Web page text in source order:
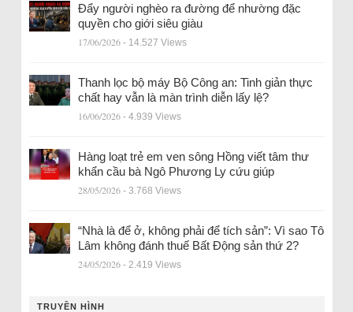
Đẩy người nghèo ra đường để nhường đặc
quyền cho giới siêu giàu
17/06/2026 - 14.527 Views
Thanh lọc bộ máy Bộ Công an: Tinh giản thực
chất hay vẫn là màn trình diễn lấy lệ?
16/06/2026 - 4.939 Views
Hàng loạt trẻ em ven sông Hồng viết tâm thư
khẩn cầu bà Ngô Phương Ly cứu giúp
28/05/2026 - 3.768 Views
“Nhà là để ở, không phải để tích sản”: Vì sao Tô
Lâm không đánh thuế Bất Động sản thứ 2?
24/05/2026 - 2.419 Views
TRUYỀN HÌNH